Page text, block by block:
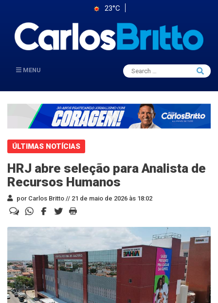
23°C
MENU
Search
for:
Search
ÚLTIMAS NOTÍCIAS
HRJ abre seleção para Analista de
Recursos Humanos
por Carlos Britto // 21 de maio de 2026 às 18:02